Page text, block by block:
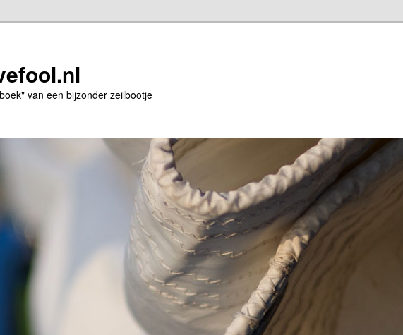
van een bijzonder zeilbootje